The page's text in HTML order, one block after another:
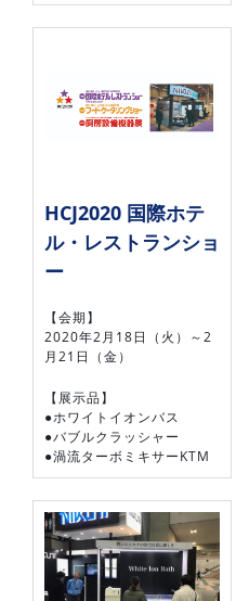
HCJ2020 国際ホテ
ル・レストランショ
ー
【会期】
2020年2月18日（火）～2
月21日（金）
【展示品】
●ホワイトイオンバス
●バブルクラッシャー
●渦流ターボミキサーKTM